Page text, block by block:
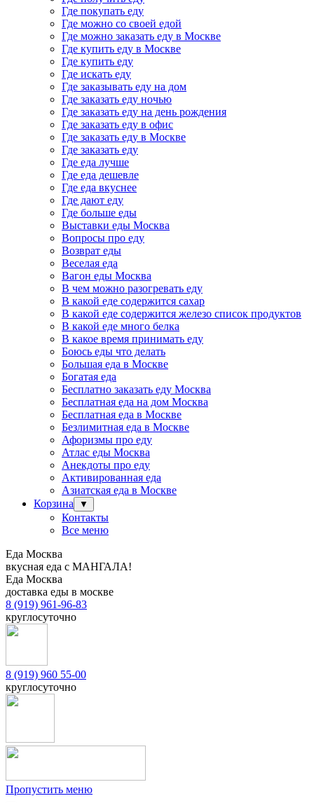
Где покупать еду
Где можно со своей едой
Где можно заказать еду в Москве
Где купить еду в Москве
Где купить еду
Где искать еду
Где заказывать еду на дом
Где заказать еду ночью
Где заказать еду на день рождения
Где заказать еду в офис
Где заказать еду в Москве
Где заказать еду
Где еда лучше
Где еда дешевле
Где еда вкуснее
Где дают еду
Где больше еды
Выставки еды Москва
Вопросы про еду
Возврат еды
Веселая еда
Вагон еды Москва
В чем можно разогревать еду
В какой еде содержится сахар
В какой еде содержится железо список продуктов
В какой еде много белка
В какое время принимать еду
Боюсь еды что делать
Большая еда в Москве
Богатая еда
Бесплатно заказать еду Москва
Бесплатная еда на дом Москва
Бесплатная еда в Москве
Безлимитная еда в Москве
Афоризмы про еду
Атлас еды Москва
Анекдоты про еду
Активированная еда
Азиатская еда в Москве
Корзина
▼
Контакты
Все меню
Еда Москва
вкусная еда с МАНГАЛА!
Еда Москва
доставка еды в москве
8 (919) 961-96-83
круглосуточно
8 (919) 960 55-00
круглосуточно
Пропустить меню